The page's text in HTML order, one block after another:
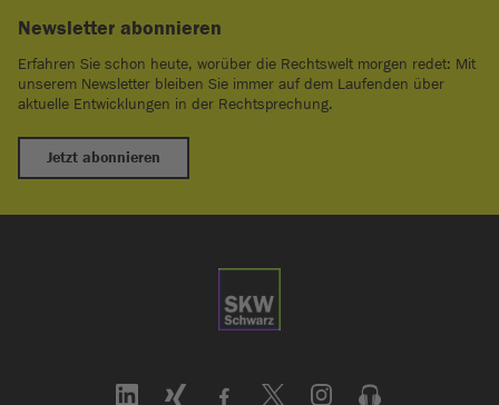
Newsletter abonnieren
Erfahren Sie schon heute, worüber die Rechtswelt morgen redet: Mit
unserem Newsletter bleiben Sie immer auf dem Laufenden über
aktuelle Entwicklungen in der Rechtsprechung.
Jetzt abonnieren